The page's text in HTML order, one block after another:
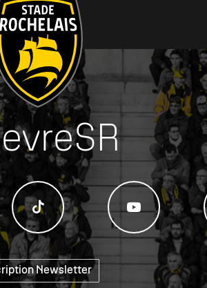
Newsletter